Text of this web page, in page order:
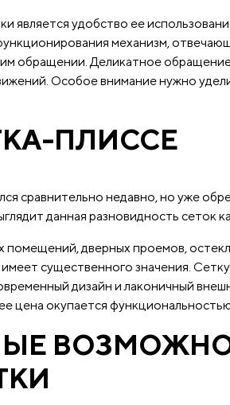
удобство ее
механизм,
обращении. Деликатное
Особое внимание нужно
ПЛИССЕ
сравнительно недавно, но уже
данная разновидность
помещений, дверных проемов,
существенного значения.
дизайн и лаконичный
цена окупается